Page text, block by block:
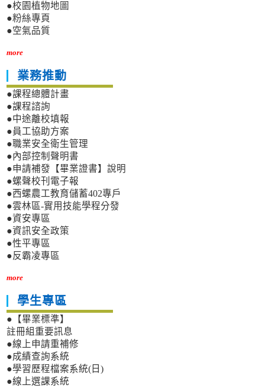
●校園植物地圖
●粉絲專頁
●空氣品質
more
業務推動
●課程總體計畫
●課程諮詢
●中途離校填報
●員工協助方案
●職業安全衛生管理
●內部控制聲明書
●申請補發【畢業證書】說明
●螺聲校刊電子報
●西螺農工教育儲蓄402專戶
●雲林區-實用技能學程分發
●資安專區
●資訊安全政策
●性平專區
●反霸凌專區
more
學生專區
●【畢業標準】
註冊組重要訊息
●線上申請重補修
●成績查詢系統
●學習歷程檔案系統(日)
●線上選課系統